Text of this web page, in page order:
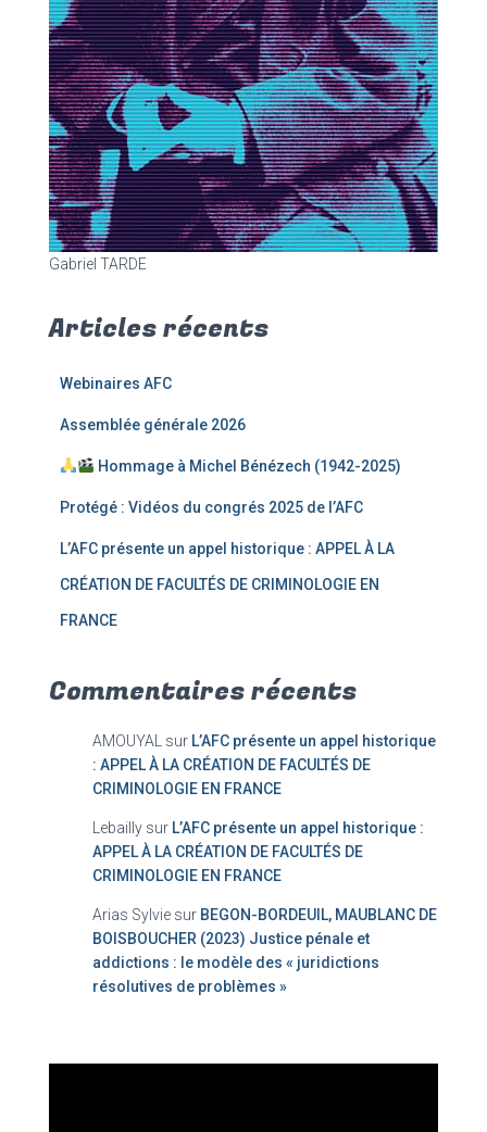
Gabriel TARDE
Articles récents
Webinaires AFC
Assemblée générale 2026
Hommage à Michel Bénézech (1942-2025)
Protégé : Vidéos du congrés 2025 de l’AFC
L’AFC présente un appel historique : APPEL À LA
CRÉATION DE FACULTÉS DE CRIMINOLOGIE EN
FRANCE
Commentaires récents
AMOUYAL sur L’AFC présente un appel historique
: APPEL À LA CRÉATION DE FACULTÉS DE
CRIMINOLOGIE EN FRANCE
Lebailly sur L’AFC présente un appel historique :
APPEL À LA CRÉATION DE FACULTÉS DE
CRIMINOLOGIE EN FRANCE
Arias Sylvie sur BEGON-BORDEUIL, MAUBLANC DE
BOISBOUCHER (2023) Justice pénale et
addictions : le modèle des « juridictions
résolutives de problèmes »